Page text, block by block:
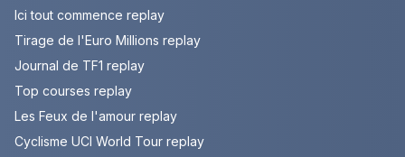
Ici tout commence replay
Tirage de l'Euro Millions replay
Journal de TF1 replay
Top courses replay
Les Feux de l'amour replay
Cyclisme UCI World Tour replay